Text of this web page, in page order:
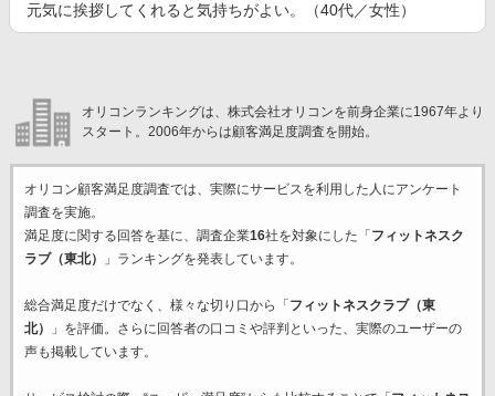
元気に挨拶してくれると気持ちがよい。（40代／女性）
オリコンランキングは、株式会社オリコンを前身企業に1967年より
スタート。2006年からは顧客満足度調査を開始。
オリコン顧客満足度調査では、実際にサービスを利用した 人にアンケート
調査を実施。
満足度に関する回答を基に、調査企業16社を対象にした「 フィットネスク
ラブ（東北）
」ランキングを発表しています。
総合満足度だけでなく、様々な切り口から「 フィットネスクラブ（東
北）
」を評価。さらに回答者の口コミや評判といった、実際のユーザーの
声も掲載しています。